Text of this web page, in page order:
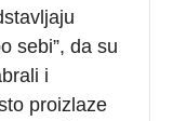
sebi”, da su
i
proizlaze